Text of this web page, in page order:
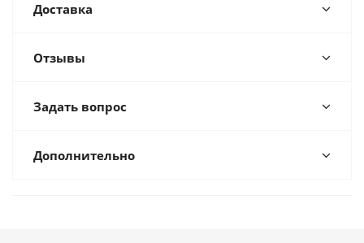
Доставка
Отзывы
Задать вопрос
Дополнительно